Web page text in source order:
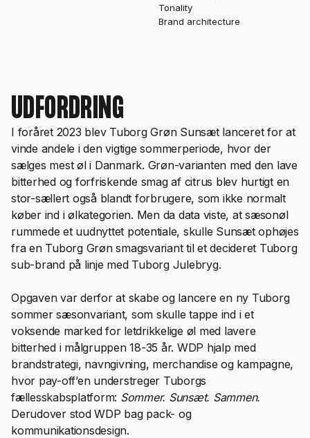
UDFORDRING
I foråret 2023 blev Tuborg Grøn Sunsæt lanceret for at
vinde andele i den vigtige sommerperiode, hvor der
sælges mest øl i Danmark. Grøn-varianten med den lave
bitterhed og forfriskende smag af citrus blev hurtigt en
stor-sællert også blandt forbrugere, som ikke normalt
køber ind i ølkategorien. Men da data viste, at sæsonøl
rummede et uudnyttet potentiale, skulle Sunsæt ophøjes
fra en Tuborg Grøn smagsvariant til et decideret Tuborg
sub-brand på linje med Tuborg Julebryg.
Opgaven var derfor at skabe og lancere en ny Tuborg
sommer sæsonvariant, som skulle tappe ind i et
voksende marked for letdrikkelige øl med lavere
bitterhed i målgruppen 18-35 år. WDP hjalp med
brandstrategi, navngivning, merchandise og kampagne,
hvor pay-off’en understreger Tuborgs
fællesskabsplatform: Sommer. Sunsæt. Sammen.
Derudover stod WDP bag pack- og
kommunikationsdesign.
Tonality
Brand architecture